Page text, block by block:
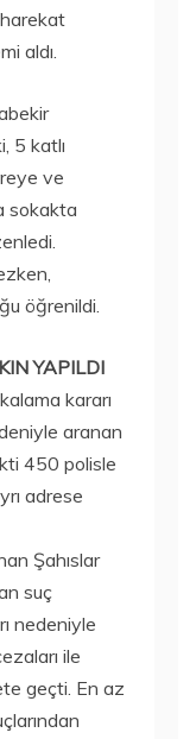
aldı.
5 katlı
ve
sokakta
öğrenildi.
YAPILDI
kararı
aranan
450 polisle
adrese
Şahıslar
suç
nedeniyle
ile
geçti. En az